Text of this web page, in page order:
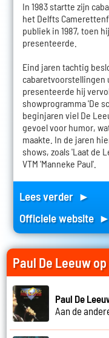
In 1983 startte zijn
het Delfts
publiek in 1987, toen
presenteerde.
Eind jaren tachtig
cabaretvoorstellingen
presenteerde hij
showprogramma 'De
beginjaren viel De
gevoel voor humor,
maakte. In de jaren
shows, zoals 'Laat de
VTM 'Manneke Paul'.
Lees verder ►
Officiele website ►
Paul De Leeuw
Paul De
Aan de